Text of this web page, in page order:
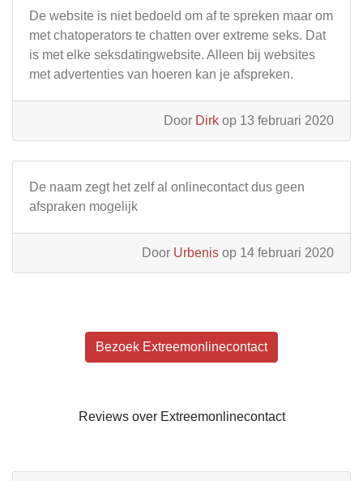
De website is niet bedoeld om af te spreken maar om
met chatoperators te chatten over extreme seks. Dat
is met elke seksdatingwebsite. Alleen bij websites
met advertenties van hoeren kan je afspreken.
Door Dirk op 13 februari 2020
De naam zegt het zelf al onlinecontact dus geen
afspraken mogelijk
Door Urbenis op 14 februari 2020
Bezoek Extreemonlinecontact
Reviews over Extreemonlinecontact